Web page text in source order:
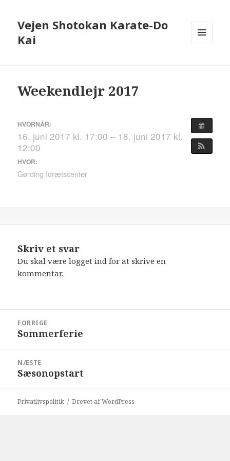
Vejen Shotokan Karate-Do
Kai
Weekendlejr 2017
HVORNÅR:
16. juni 2017 kl. 17:00 – 18. juni 2017 kl.
12:00
HVOR:
Gørding Idrætscenter
Skriv et svar
Du skal værelogget ind for at skrive en
kommentar.
FORRIGE
Forrige
Sommerferie
NÆSTE
Næste
Sæsonopstart
Privatlivspolitik Drevet af WordPress